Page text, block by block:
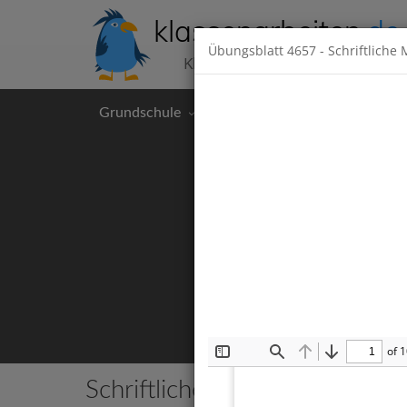
klassenarbeiten.de
Klassenarbeiten kostenlos
Grundschule
Schriftliche Multiplikation und
Übungsblatt 4657 - Schriftliche
Find Previous
Next
of